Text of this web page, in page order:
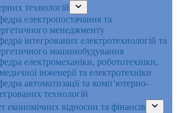
технологій
електропостачання та
менеджменту
інтегрованих електротехнологій та
машинобудування
електромеханіки, робототехніки,
інженерії та електротехніки
автоматизації та комп’ютерно-
технологій
економічних відносин та фінансів